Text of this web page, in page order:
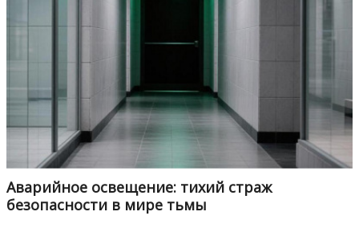
Аварийное освещение: тихий страж
безопасности в мире тьмы